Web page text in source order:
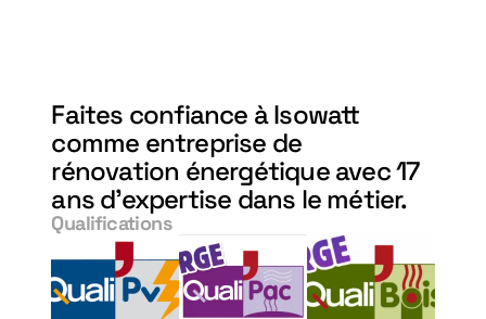
Faites confiance à Isowatt
comme entreprise de
rénovation énergétique avec 17
ans d'expertise dans le métier.
Qualifications